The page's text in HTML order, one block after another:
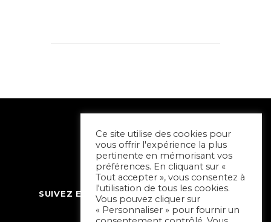
SUIVEZ ET CONTACTEZ SORTIR À NIORT
Ce site utilise des cookies pour
vous offrir l'expérience la plus
pertinente en mémorisant vos
préférences. En cliquant sur «
Tout accepter », vous consentez à
l'utilisation de tous les cookies.
Vous pouvez cliquer sur
« Personnaliser » pour fournir un